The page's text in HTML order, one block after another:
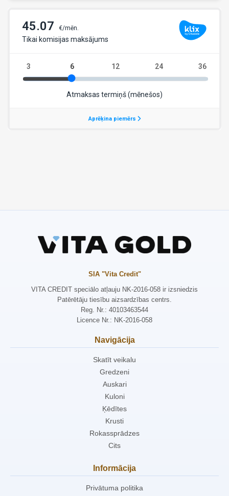
SIA "Vita Credit"
VITA CREDIT speciālo atļauju NK-2016-058 ir izsniedzis
Patērētāju tiesību aizsardzības centrs.
Reg. Nr.: 40103463544
Licence Nr.: NK-2016-058
Navigācija
Skatīt veikalu
Gredzeni
Auskari
Kuloni
Ķēdītes
Krusti
Rokassprādzes
Cits
Informācija
Privātuma politika